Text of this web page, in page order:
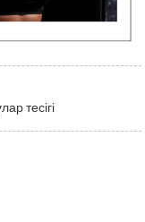
тесігі